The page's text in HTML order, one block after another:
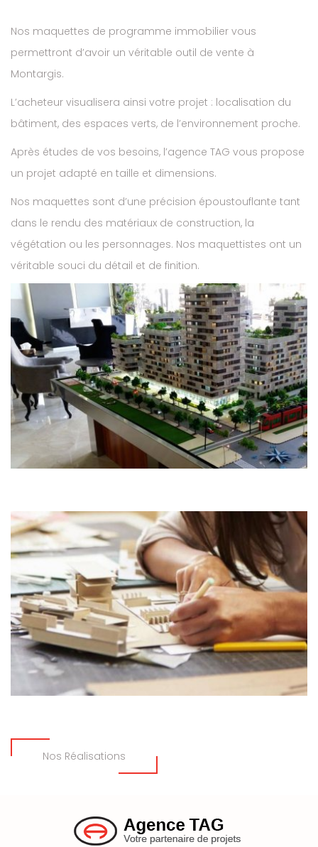
Nos maquettes de programme immobilier vous
permettront d’avoir un véritable outil de vente à
Montargis.
L’acheteur visualisera ainsi votre projet : localisation du
bâtiment, des espaces verts, de l’environnement proche.
Après études de vos besoins, l’agence TAG vous propose
un projet adapté en taille et dimensions.
Nos maquettes sont d’une précision époustouflante tant
dans le rendu des matériaux de construction, la
végétation ou les personnages. Nos maquettistes ont un
véritable souci du détail et de finition.
Nos Réalisations